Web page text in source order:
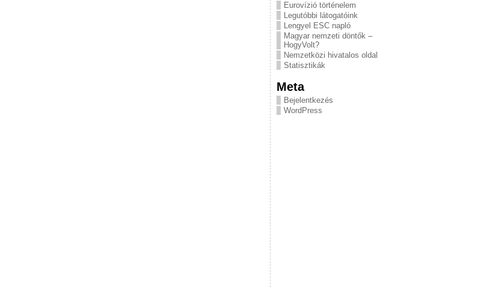
Eurovízió történelem
Legutóbbi látogatóink
Lengyel ESC napló
Magyar nemzeti döntők –
HogyVolt?
Nemzetközi hivatalos oldal
Statisztikák
Meta
Bejelentkezés
WordPress